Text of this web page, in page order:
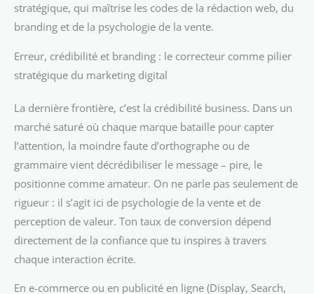
stratégique, qui maîtrise les codes de la rédaction web, du
branding et de la psychologie de la vente.
Erreur, crédibilité et branding : le correcteur comme pilier
stratégique du marketing digital
La dernière frontière, c’est la crédibilité business. Dans un
marché saturé où chaque marque bataille pour capter
l’attention, la moindre faute d’orthographe ou de
grammaire vient décrédibiliser le message – pire, le
positionne comme amateur. On ne parle pas seulement de
rigueur : il s’agit ici de psychologie de la vente et de
perception de valeur. Ton taux de conversion dépend
directement de la confiance que tu inspires à travers
chaque interaction écrite.
En e-commerce ou en publicité en ligne (Display, Search,